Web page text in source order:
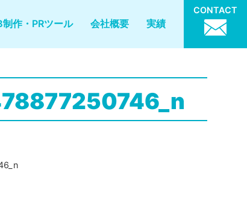
制作・PRツール 会社概要 実績
CONTACT